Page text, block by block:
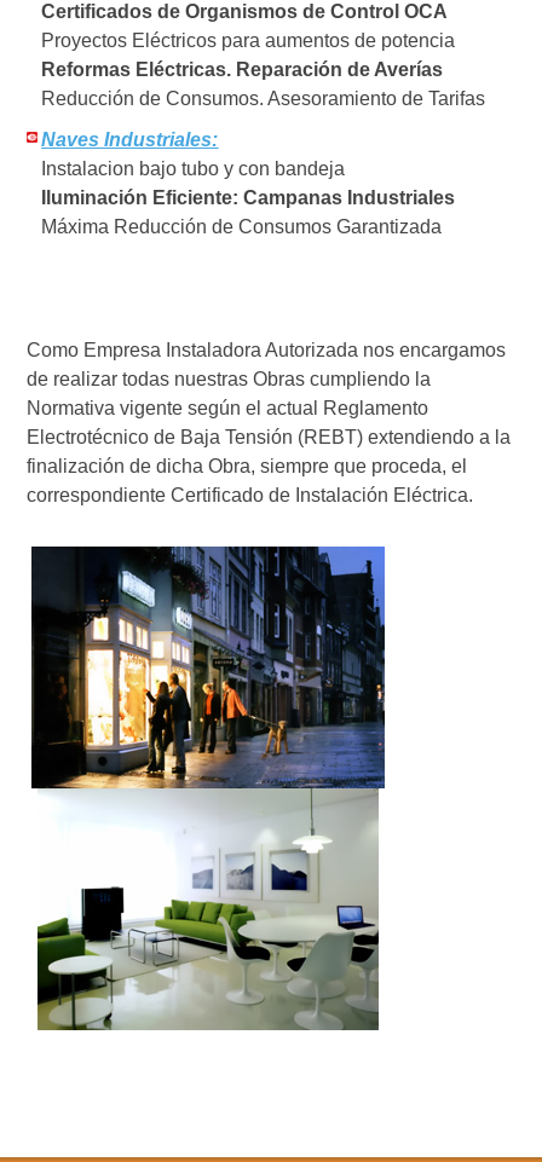
Certificados de Organismos de Control OCA
Proyectos Eléctricos para aumentos de potencia
Reformas Eléctricas. Reparación de Averías
Reducción de Consumos. Asesoramiento de Tarifas
Naves Industriales:
Instalacion bajo tubo y con bandeja
Iluminación Eficiente: Campanas Industriales
Máxima Reducción de Consumos Garantizada
Como Empresa Instaladora Autorizada nos encargamos
de realizar todas nuestras Obras cumpliendo la
Normativa vigente según el actual Reglamento
Electrotécnico de Baja Tensión (REBT) extendiendo a la
finalización de dicha Obra, siempre que proceda, el
correspondiente Certificado de Instalación Eléctrica.